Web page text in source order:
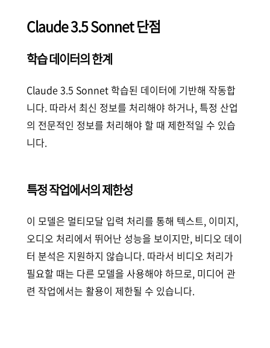
Claude 3.5 Sonnet 단점
학습 데이터의 한계
Claude 3.5 Sonnet 학습된 데이터에 기반해 작동합
니다. 따라서 최신 정보를 처리해야 하거나, 특정 산업
의 전문적인 정보를 처리해야 할 때 제한적일 수 있습
니다.
특정 작업에서의 제한성
이 모델은 멀티모달 입력 처리를 통해 텍스트, 이미지,
오디오 처리에서 뛰어난 성능을 보이지만, 비디오 데이
터 분석은 지원하지 않습니다. 따라서 비디오 처리가
필요할 때는 다른 모델을 사용해야 하므로, 미디어 관
련 작업에서는 활용이 제한될 수 있습니다.